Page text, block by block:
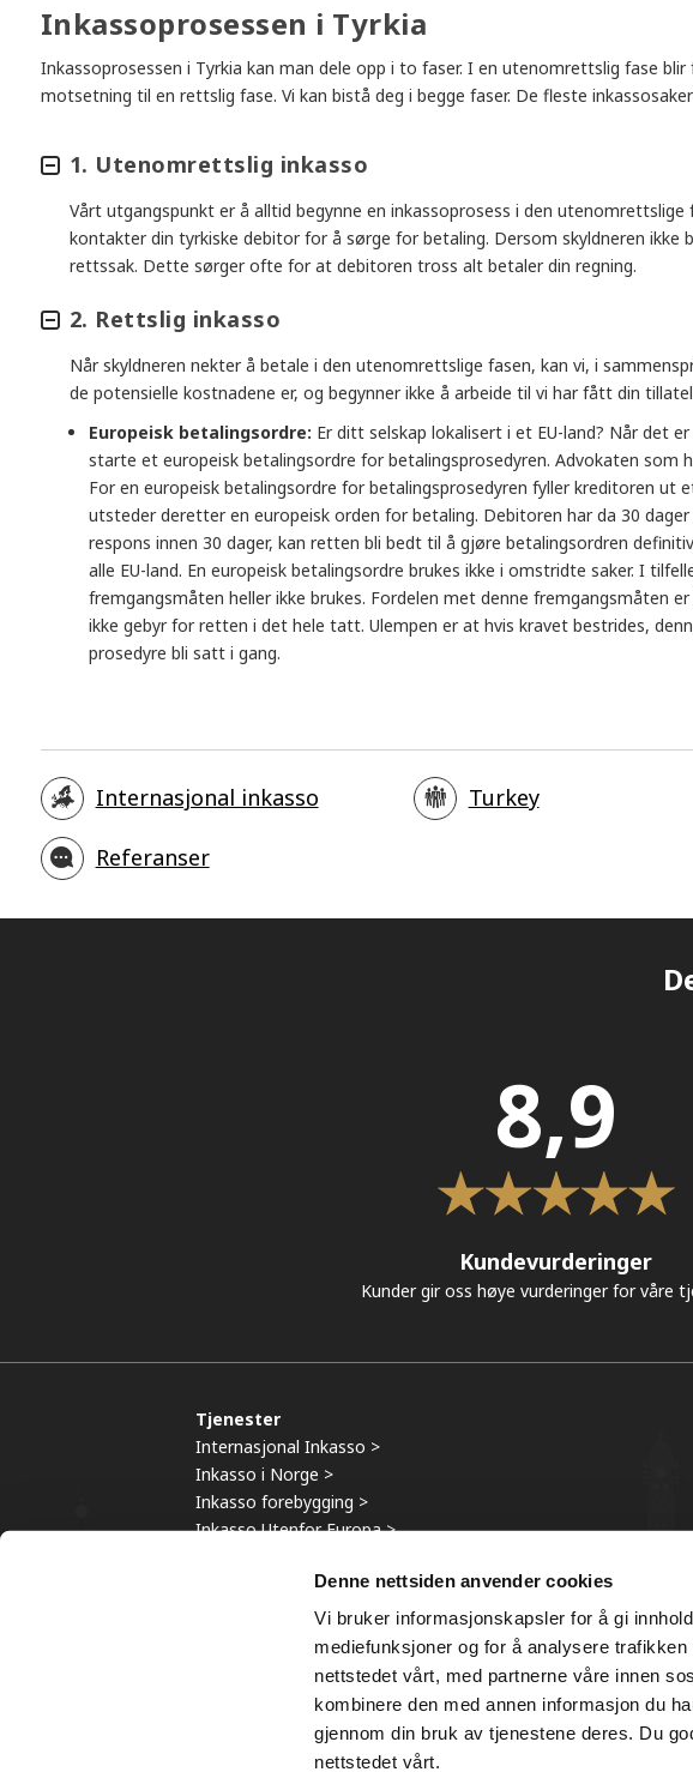
Denne nettsiden anvender cookies
Vi bruker informasjonskapsler for å gi
mediefunksjoner og for å analysere
nettstedet vårt, med partnerne våre innen
kombinere den med annen informasjon du
gjennom din bruk av tjenestene deres. Du
nettstedet vårt.
Inkassoprosessen i Tyrkia
Inkassoprosessen i Tyrkia kan man dele opp i to faser. I en utenomrettslig fase
motsetning til en rettslig fase. Vi kan bistå deg i begge faser. De fleste
1. Utenomrettslig inkasso
Vårt utgangspunkt er å alltid begynne en inkassoprosess i den utenomrettslige
kontakter din tyrkiske debitor for å sørge for betaling. Dersom skyldneren ikke
rettssak. Dette sørger ofte for at debitoren tross alt betaler din regning.
2. Rettslig inkasso
Når skyldneren nekter å betale i den utenomrettslige fasen, kan vi, i
de potensielle kostnadene er, og begynner ikke å arbeide til vi har fått din
Europeisk betalingsordre: Er ditt selskap lokalisert i et EU-land? Når det
starte et europeisk betalingsordre for betalingsprosedyren. Advokaten som
For en europeisk betalingsordre for betalingsprosedyren fyller kreditoren ut
utsteder deretter en europeisk orden for betaling. Debitoren har da 30
respons innen 30 dager, kan retten bli bedt til å gjøre betalingsordren
alle EU-land. En europeisk betalingsordre brukes ikke i omstridte saker. I
fremgangsmåten heller ikke brukes. Fordelen met denne fremgangsmåten
ikke gebyr for retten i det hele tatt. Ulempen er at hvis kravet bestrides,
prosedyre bli satt i gang.
Internasjonal inkasso Turkey
Referanser
8,9
Kundevurderinger
Kunder gir oss høye vurderinger for våre
Tjenester
Internasjonal Inkasso >
Inkasso i Norge >
Inkasso forebygging >
Inkasso Utenfor Europa >
© 2013-2026 |